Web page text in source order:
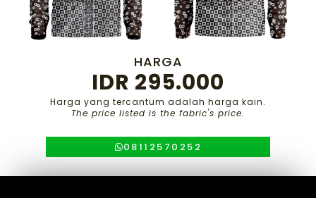
HARGA
IDR 295.000
Harga yang tercantum adalah harga kain.
The price listed is the fabric's price.
08112570252